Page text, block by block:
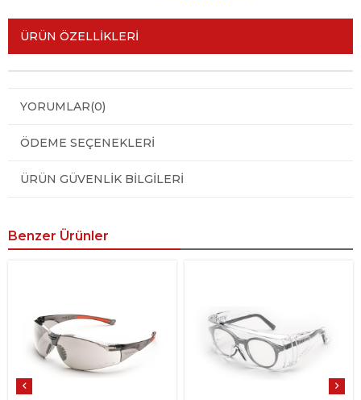
ÜRÜN ÖZELLIKLERI
YORUMLAR(0)
ÖDEME SEÇENEKLERI
ÜRÜN GÜVENLIK BILGILERI
Benzer Ürünler